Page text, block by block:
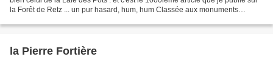
la Forêt de Retz ... un pur hasard, hum, hum Classée aux monuments
la Pierre Fortière